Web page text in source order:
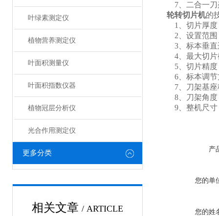
叶绿素测定仪
植物营养测定仪
叶面积测量仪
叶面积指数仪器
植物冠层分析仪
光合作用测定仪
更多分类
相关文章 / ARTICLE
7、二合一刀
轮转切片机的
1、切片厚度
2、设置范围：
3、标本垂直
4、最大切片
5、切片精度
6、标本调节方
7、刀架基座移
8、刀架角度
9、整机尺寸
产
您的单
您的姓